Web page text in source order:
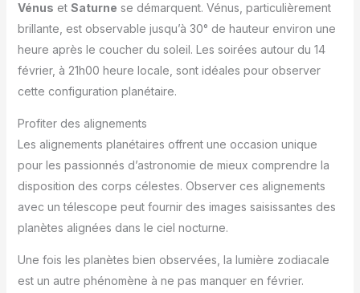
Vénus et Saturne se démarquent. Vénus, particulièrement
brillante, est observable jusqu’à 30° de hauteur environ une
heure après le coucher du soleil. Les soirées autour du 14
février, à 21h00 heure locale, sont idéales pour observer
cette configuration planétaire.
Profiter des alignements
Les alignements planétaires offrent une occasion unique
pour les passionnés d’astronomie de mieux comprendre la
disposition des corps célestes. Observer ces alignements
avec un télescope peut fournir des images saisissantes des
planètes alignées dans le ciel nocturne.
Une fois les planètes bien observées, la lumière zodiacale
est un autre phénomène à ne pas manquer en février.